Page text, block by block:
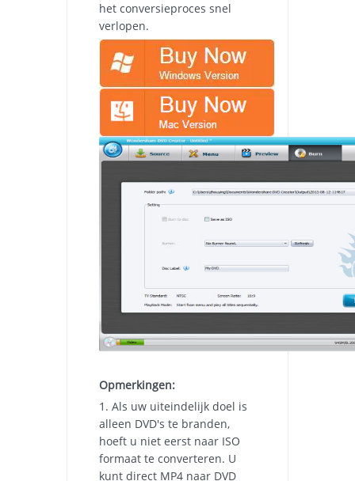
het conversieproces snel
verlopen.
Opmerkingen:
1. Als uw uiteindelijk doel is
alleen DVD's te branden,
hoeft u niet eerst naar ISO
formaat te converteren. U
kunt direct MP4 naar DVD